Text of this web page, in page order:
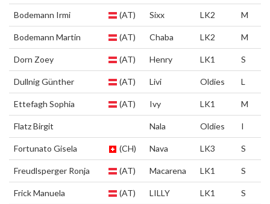
Bodemann Irmi (AT) Sixx LK2 M
Bodemann Martin (AT) Chaba LK2 M
Dorn Zoey (AT) Henry LK1 S
Dullnig Günther (AT) Livi Oldies L
Ettefagh Sophia (AT) Ivy LK1 M
Flatz Birgit Nala Oldies I
Fortunato Gisela (CH) Nava LK3 S
Freudlsperger Ronja (AT) Macarena LK1 S
Frick Manuela (AT) LILLY LK1 S